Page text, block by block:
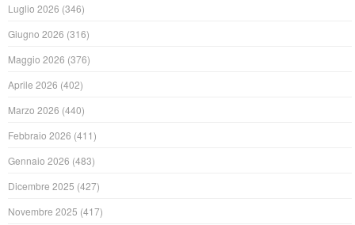
Luglio 2026 (346)
Giugno 2026 (316)
Maggio 2026 (376)
Aprile 2026 (402)
Marzo 2026 (440)
Febbraio 2026 (411)
Gennaio 2026 (483)
Dicembre 2025 (427)
Novembre 2025 (417)